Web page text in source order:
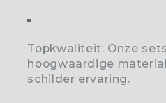
Topkwaliteit: Onze
hoogwaardige
schilder ervaring.